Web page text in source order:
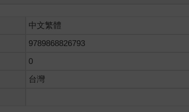
中文繁體
9789868826793
0
台灣